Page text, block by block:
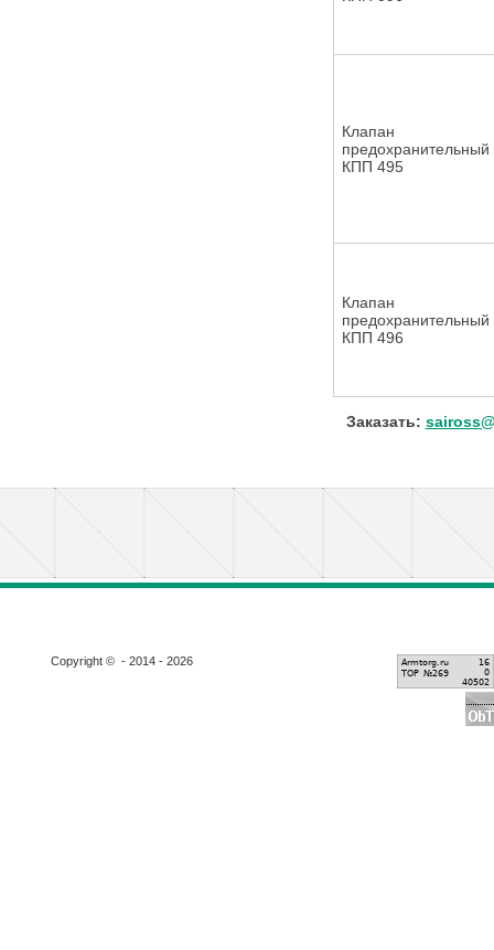
Клапан
предохранительный
КПП 495
Клапан
предохранительный
КПП 496
Заказать:
Copyright © - 2014 - 2026